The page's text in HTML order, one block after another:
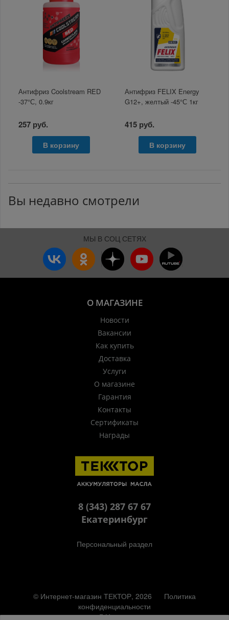
Антифриз Coolstream RED
-37°С, 0.9кг
257 руб.
В корзину
Антифриз FELIX Energy
G12+, желтый -45°С 1кг
415 руб.
В корзину
Вы недавно смотрели
МЫ В СОЦ СЕТЯХ
О МАГАЗИНЕ
Новости
Вакансии
Как купить
Доставка
Услуги
О магазине
Гарантия
Контакты
Сертификаты
Награды
8 (343) 287 67 67
Екатеринбург
Персональный раздел
© Интернет-магазин ТЕКТОР, 2026
Политика
конфиденциальности
Наверх